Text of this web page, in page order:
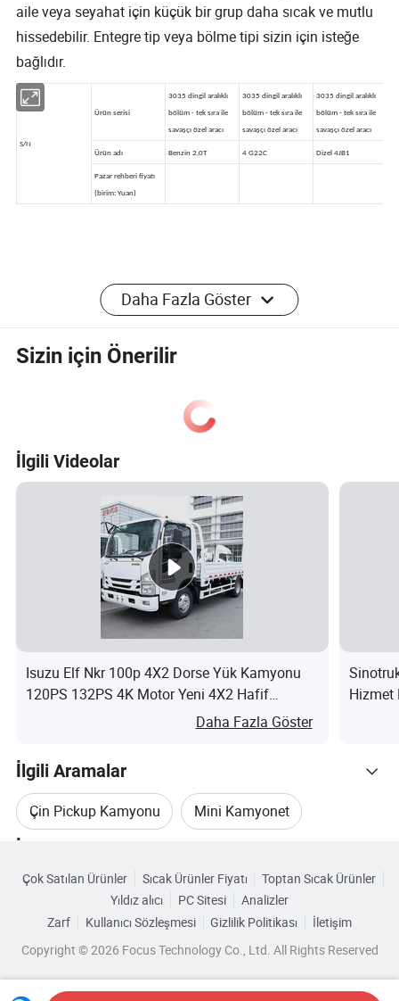
aile veya seyahat için küçük bir grup daha sıcak ve mutlu
hissedebilir. Entegre tip veya bölme tipi sizin için isteğe
bağlıdır.
Daha Fazla Göster
Sizin için Önerilir
İlgili Videolar
Isuzu Elf Nkr 100p 4X2 Dorse Yük Kamyonu
120PS 132PS 4K Motor Yeni 4X2 Hafif
Kamyon Sol Direksiyon Dizel Yük Satılık
Daha Fazla Göster
Hizmet
İlgili Aramalar
Çin Pickup Kamyonu Mini Kamyonet
En İyi Kamyonet Tek Akslı Kamyon
Kategorilere Göre Gözat
Çok Satılan Ürünler Sıcak Ürünler Fiyatı
Toptan Sıcak Ürünler
Yıldız alıcı
PC Sitesi
Analizler
Zarf
Kullanıcı Sözleşmesi Gizlilik Politikası
İletişim
Copyright © 2026 Focus Technology Co., Ltd. All Rights Reserved